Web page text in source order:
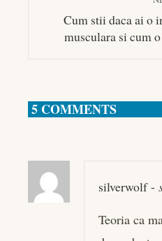
Cum stii daca ai o
musculara si cum
5 COMMENTS
silverwolf-
Teoria ca